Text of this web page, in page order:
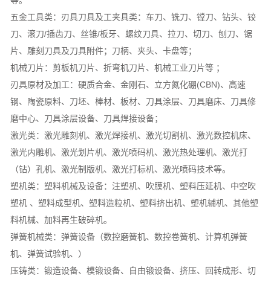
五金工具类：刃具刀具及工夹具类：车刀、铣刀、镗刀、钻头、铰
刀、滚刀/插齿刀、丝锥/板牙、螺纹刀具、拉刀、切刀、刨刀、锯
片、雕刻刀具及刀具附件；刀柄、夹头、卡盘等；
机械刀片：剪板机刀片、折弯机刀片、机械工业刀片等 ；
刃具原材及加工：硬质合金、金刚石、立方氮化硼(CBN)、高速
钢、陶瓷原料、刀坯、棒材、板材、刀具涂层、刀具磨床、刀具修
磨中心、刀具涂层设备、刀具焊接设备；
激光类：激光雕刻机、激光焊接机、激光切割机、激光数控机床、
激光内雕机、激光划片机、激光喷码机、激光热处理机、激光打
（钻）孔机、激光制版机、激光打标机、激光喷码技术等。
塑机类：塑料机械及设备：注塑机、吹膜机、塑料压延机、中空吹
塑机 、塑料成型机、塑料造粒机、塑料挤出机、塑机辅机、其他塑
料机械、加料再生破碎机。
弹簧机械类：弹簧设备（数控磨簧机、数控卷簧机、计算机弹簧
机、弹簧试验机、）
压铸类：锻造设备、模锻设备、自由锻设备、挤压、回转成形、切